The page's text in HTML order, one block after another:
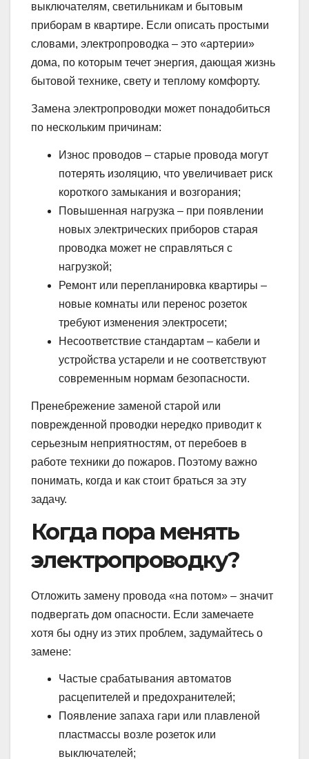
выключателям, светильникам и бытовым
приборам в квартире. Если описать простыми
словами, электропроводка – это «артерии»
дома, по которым течет энергия, дающая жизнь
бытовой технике, свету и теплому комфорту.
Замена электропроводки может понадобиться
по нескольким причинам:
Износ проводов – старые провода могут
потерять изоляцию, что увеличивает риск
короткого замыкания и возгорания;
Повышенная нагрузка – при появлении
новых электрических приборов старая
проводка может не справляться с
нагрузкой;
Ремонт или перепланировка квартиры –
новые комнаты или перенос розеток
требуют изменения электросети;
Несоответствие стандартам – кабели и
устройства устарели и не соответствуют
современным нормам безопасности.
Пренебрежение заменой старой или
поврежденной проводки нередко приводит к
серьезным неприятностям, от перебоев в
работе техники до пожаров. Поэтому важно
понимать, когда и как стоит браться за эту
задачу.
Когда пора менять
электропроводку?
Отложить замену провода «на потом» – значит
подвергать дом опасности. Если замечаете
хотя бы одну из этих проблем, задумайтесь о
замене:
Частые срабатывания автоматов
расцепителей и предохранителей;
Появление запаха гари или плавленой
пластмассы возле розеток или
выключателей;